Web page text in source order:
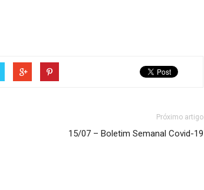
Próximo artigo
15/07 – Boletim Semanal Covid-19